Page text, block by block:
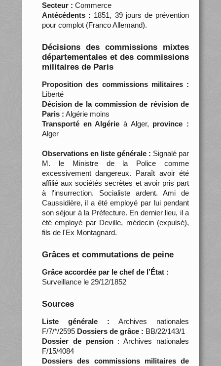
Secteur : Commerce
Antécédents : 1851, 39 jours de prévention
pour complot (Franco Allemand).
Décisions des commissions mixtes
départementales et des commissions
militaires de Paris
Proposition des commissions militaires :
Liberté
Décision de la commission de révision de
Paris : Algérie moins
Transporté en Algérie à Alger, province :
Alger
Observations en liste générale : Signalé par
M. le Ministre de la Police comme
excessivement dangereux. Paraît avoir été
affilié aux sociétés secrètes et avoir pris part
à l'insurrection. Socialiste ardent. Ami de
Caussidière, il a été employé par lui pendant
son séjour à la Préfecture. En dernier lieu, il a
été employé par Deville, médecin (expulsé),
fils de l'Ex Montagnard.
Grâces et commutations de peine
Grâce accordée par le chef de l’État :
Surveillance le 29/12/1852
Sources
Liste générale : Archives nationales
F/7/*/2595 Dossiers de grâce : BB/22/143/1
Dossier de pension: Archives nationales
F/15/4084
Dossiers des commissions militaires de